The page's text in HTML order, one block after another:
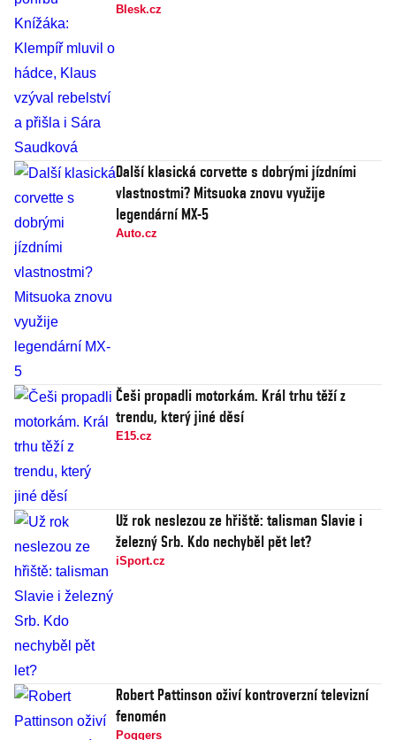
Blesk.cz
Další klasická corvette s dobrými jízdními
vlastnostmi? Mitsuoka znovu využije
legendární MX-5
Auto.cz
Češi propadli motorkám. Král trhu těží z
trendu, který jiné děsí
E15.cz
Už rok neslezou ze hřiště: talisman Slavie i
železný Srb. Kdo nechyběl pět let?
iSport.cz
Robert Pattinson oživí kontroverzní televizní
fenomén
Poggers